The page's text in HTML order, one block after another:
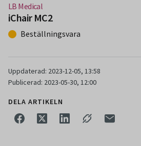
LB Medical
iChair MC2
(Nytt fönster)
Beställningsvara
Uppdaterad: 2023-12-05, 13:58
Publicerad: 2023-05-30, 12:00
DELA ARTIKELN